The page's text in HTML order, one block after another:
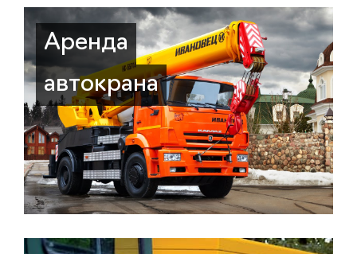
Аренда
автокрана